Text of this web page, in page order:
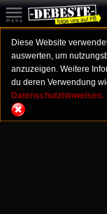
Diese Website
auswerten, um
anzuzeigen. Weitere
du deren Verwendung
Datenschutzhinweisen.